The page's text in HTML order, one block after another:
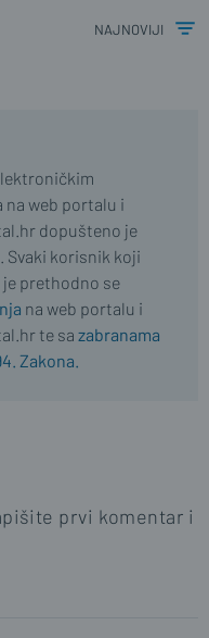
najnoviji
web portalu i
dopušteno je
korisnik koji
prethodno se
na web portalu i
te sa zabranama
Zakona.
prvi komentar i